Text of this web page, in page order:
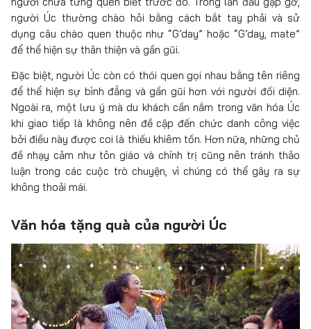
người Úc thường chào hỏi bằng cách bắt tay phải và sử
dụng câu chào quen thuộc như “G’day” hoặc “G’day, mate”
để thể hiện sự thân thiện và gần gũi.
Đặc biệt, người Úc còn có thói quen gọi nhau bằng tên riêng
để thể hiện sự bình đẳng và gần gũi hơn với người đối diện.
Ngoài ra, một lưu ý mà du khách cần nắm trong văn hóa Úc
khi giao tiếp là không nên đề cập đến chức danh công việc
bởi điều này được coi là thiếu khiêm tốn. Hơn nữa, những chủ
đề nhạy cảm như tôn giáo và chính trị cũng nên tránh thảo
luận trong các cuộc trò chuyện, vì chúng có thể gây ra sự
không thoải mái.
Văn hóa tặng quà của người Úc